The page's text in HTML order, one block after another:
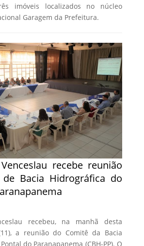
imóveis localizados no núcleo
Garagem da Prefeitura.
recebe reunião
Bacia Hidrográfica do
recebeu, na manhã desta
a reunião do Comitê da Bacia
do Paranapanema (CBH-PP). O